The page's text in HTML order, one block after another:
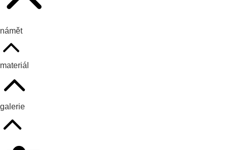
námět
materiál
galerie